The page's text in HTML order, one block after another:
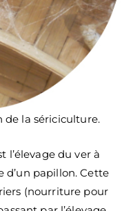
de la sériciculture.
l’élevage du ver à
d’un papillon. Cette
(nourriture pour